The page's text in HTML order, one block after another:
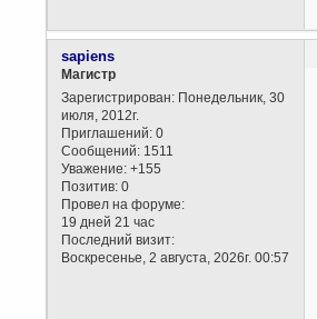
sapiens
Магистр
Зарегистрирован: Понедельник, 30
июля, 2012г.
Приглашений: 0
Сообщений: 1511
Уважение: +155
Позитив: 0
Провел на форуме:
19 дней 21 час
Последний визит:
Воскресенье, 2 августа, 2026г. 00:57